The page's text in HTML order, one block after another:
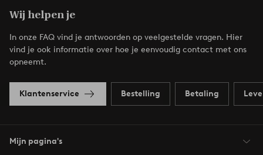
Wij helpen je
In onze FAQ vind je antwoorden op veelgestelde vragen. Hier
vind je ook informatie over hoe je eenvoudig contact met ons
opneemt.
Klantenservice Bestelling Betaling
Mijn pagina's